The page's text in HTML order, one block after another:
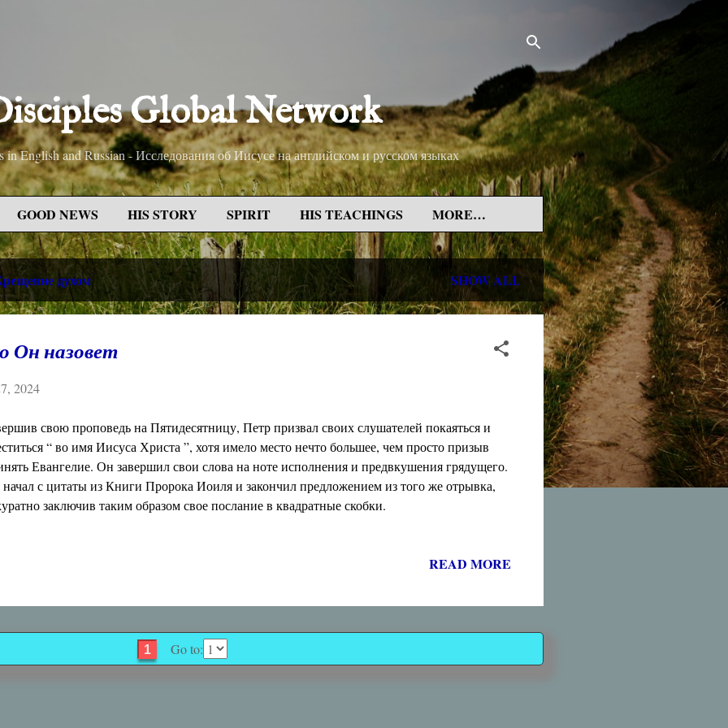
Global Network
in English and Russian - Исследования об Иисусе на английском и русском языках
GOOD NEWS HIS STORY SPIRIT HIS TEACHINGS MORE…
духом SHOW ALL
Он назовет
2024
свою проповедь на Пятидесятницу, Петр призвал своих слушателей покаяться и
“ во имя Иисуса Христа ”, хотя имело место нечто большее, чем просто призыв
Евангелие. Он завершил свои слова на ноте исполнения и предвкушения грядущего.
с цитаты из Книги Пророка Иоиля и закончил предложением из того же отрывка,
заключив таким образом свое послание в квадратные скобки.
READ MORE
1 Go to: